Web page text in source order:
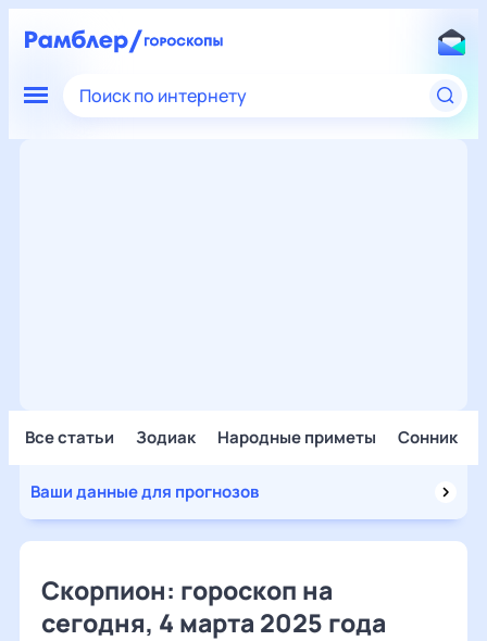
Поиск по интернету
Все статьи Зодиак Народные приметы Сонник
Ваши данные для прогнозов
Скорпион: гороскоп на
сегодня, 4 марта 2025 года